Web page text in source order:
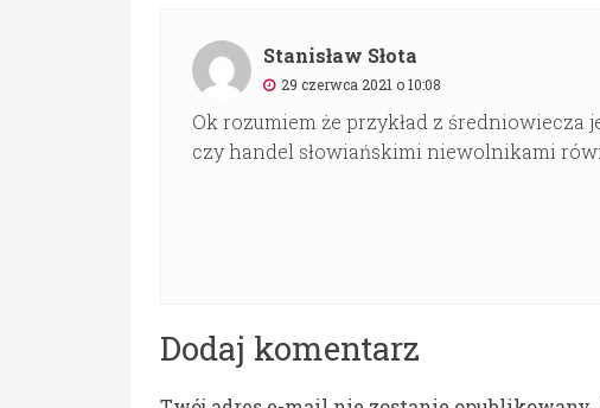
Stanisław Słota
29 czerwca 2021 o 10:08
Ok rozumiem że przykład z średniowiecza
czy handel słowiańskimi niewolnikami
Dodaj komentarz